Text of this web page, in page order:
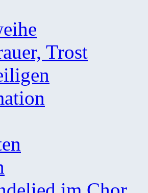
Trost